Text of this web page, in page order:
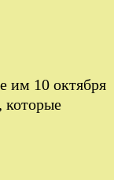
им 10 октября
которые